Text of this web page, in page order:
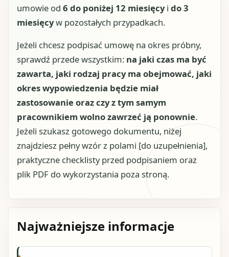
umowie od 6 do poniżej 12 miesięcyi do 3
miesięcyw pozostałych przypadkach.
Jeżeli chcesz podpisać umowę na okres próbny,
sprawdź przede wszystkim: na jaki czas ma być
zawarta, jaki rodzaj pracy ma obejmować, jaki
okres wypowiedzenia będzie miał
zastosowanie oraz czy z tym samym
pracownikiem wolno zawrzeć ją ponownie.
Jeżeli szukasz gotowego dokumentu, niżej
znajdziesz pełny wzór z polami [do uzupełnienia],
praktyczne checklisty przed podpisaniem oraz
plik PDF do wykorzystania poza stroną.
Najważniejsze informacje